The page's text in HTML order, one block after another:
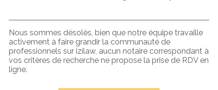
Nous sommes désolés, bien que notre équipe travaille
activement à faire grandir la communauté de
professionnels sur izilaw, aucun notaire correspondant à
vos critères de recherche ne propose la prise de RDV en
ligne.